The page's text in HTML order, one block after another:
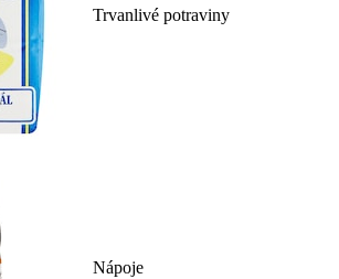
Trvanlivé potraviny
Nápoje